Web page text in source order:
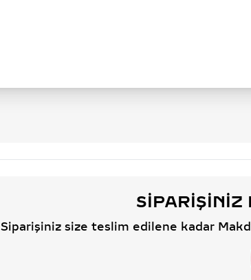
SIPARIŞINIZ
Siparişiniz size teslim edilene kadar